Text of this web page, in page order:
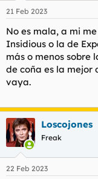
e
:
21 Feb 2023
No es mala, a mi
Insidious o la de
más o menos sobre
de coña es la mejor
vaya.
Loscojones
Freak
22 Feb 2023